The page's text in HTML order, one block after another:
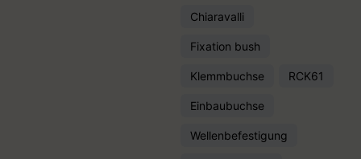
Chiaravalli
Fixation bush
Klemmbuchse RCK61
Einbaubuchse
Wellenbefestigung